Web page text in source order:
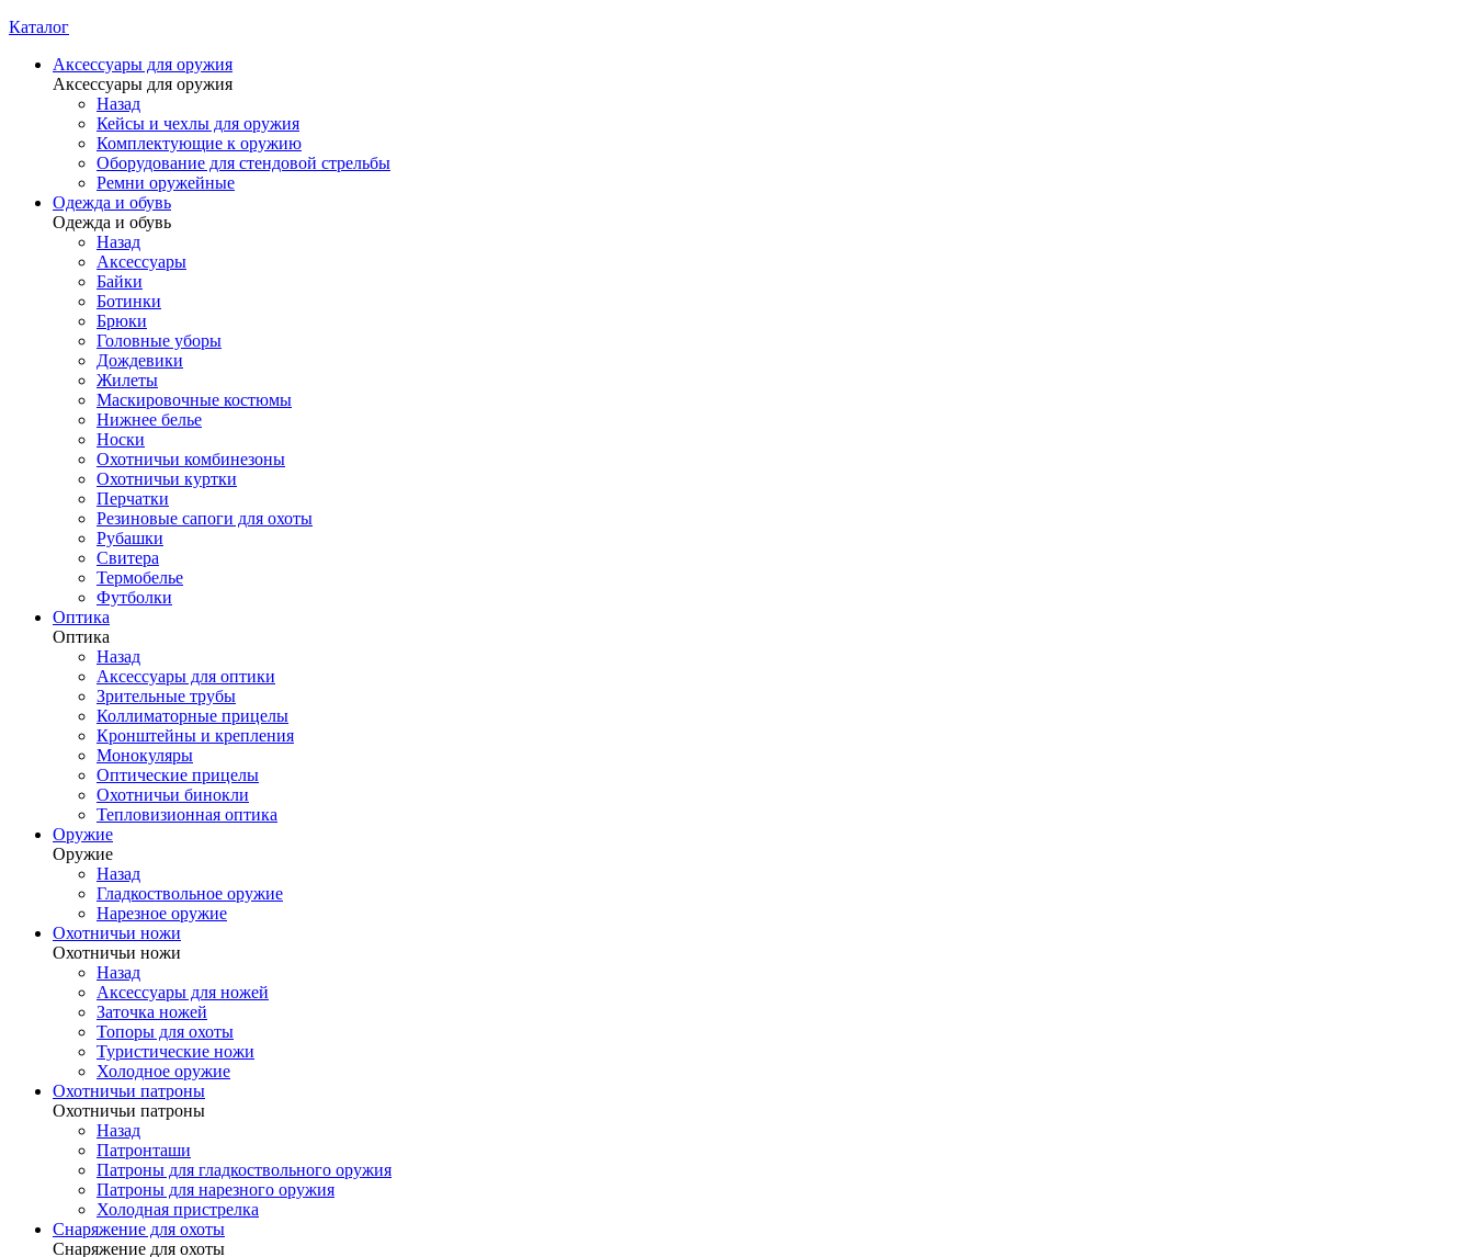
Каталог
Аксессуары для оружия
Аксессуары для оружия
Назад
Кейсы и чехлы для оружия
Комплектующие к оружию
Оборудование для стендовой стрельбы
Ремни оружейные
Одежда и обувь
Одежда и обувь
Назад
Аксессуары
Байки
Ботинки
Брюки
Головные уборы
Дождевики
Жилеты
Маскировочные костюмы
Нижнее белье
Носки
Охотничьи комбинезоны
Охотничьи куртки
Перчатки
Резиновые сапоги для охоты
Рубашки
Свитера
Термобелье
Футболки
Оптика
Оптика
Назад
Аксессуары для оптики
Зрительные трубы
Коллиматорные прицелы
Кронштейны и крепления
Монокуляры
Оптические прицелы
Охотничьи бинокли
Тепловизионная оптика
Оружие
Оружие
Назад
Гладкоствольное оружие
Нарезное оружие
Охотничьи ножи
Охотничьи ножи
Назад
Аксессуары для ножей
Заточка ножей
Топоры для охоты
Туристические ножи
Холодное оружие
Охотничьи патроны
Охотничьи патроны
Назад
Патронташи
Патроны для гладкоствольного оружия
Патроны для нарезного оружия
Холодная пристрелка
Снаряжение для охоты
Снаряжение для охоты